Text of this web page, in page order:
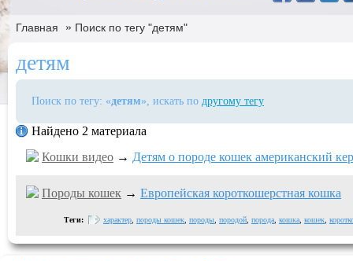
Главная » Поиск по тегу "детям"
детям
Поиск по тегу: «детям», искать по другому тегу
Найдено 2 материала
Кошки видео → Детям о породе кошек американский
Породы кошек → Европейская короткошерстная кошка
Теги: характер породы кошек породы породой порода кошка кошек